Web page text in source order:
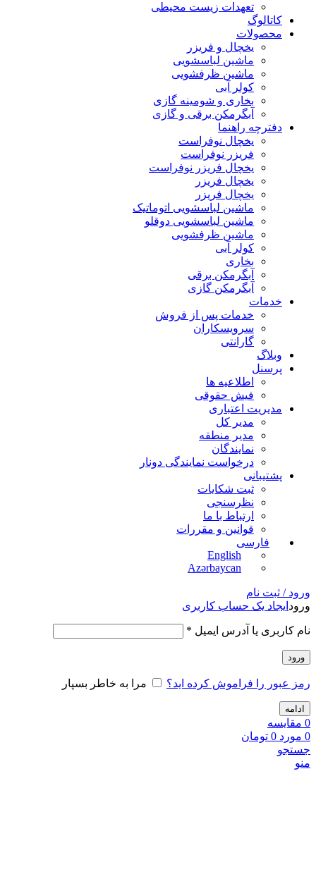
تعهدات زیست محیطی
کاتالوگ
محصولات
یخچال و فریزر
ماشین لباسشویی
ماشین ظرفشویی
کولر آبی
بخاری و شومینه گازی
آبگرمکن برقی و گازی
دفترچه راهنما
یخچال نوفراست
فریزر نوفراست
یخچال فریزر نوفراست
یخچال فریزر
یخچال فریزر
ماشین لباسشویی اتوماتیک
ماشین لباسشویی دوقلو
ماشین ظرفشویی
کولر آبی
بخاری
آبگرمکن برقی
آبگرمکن گازی
خدمات
خدمات پس از فروش
سرویسکاران
گارانتی
وبلاگ
پرسنل
اطلاعیه ها
فیش حقوقی
مدیریت اعتباری
مدیر کل
مدیر منطقه
نمایندگان
درخواست نمایندگی دونار
پشتیبانی
ثبت شکایات
نظرسنجی
ارتباط با ما
قوانین و مقررات
فارسی
English
Azərbaycan
ورود / ثبت نام
ورود ایجاد یک حساب کاربری
نام کاربری یا آدرس ایمیل *
ورود
رمز عبور را فراموش کرده اید؟ مرا به خاطر بسپار
ادامه
0 مقايسه
0 مورد 0 تومان
جستجو
منو